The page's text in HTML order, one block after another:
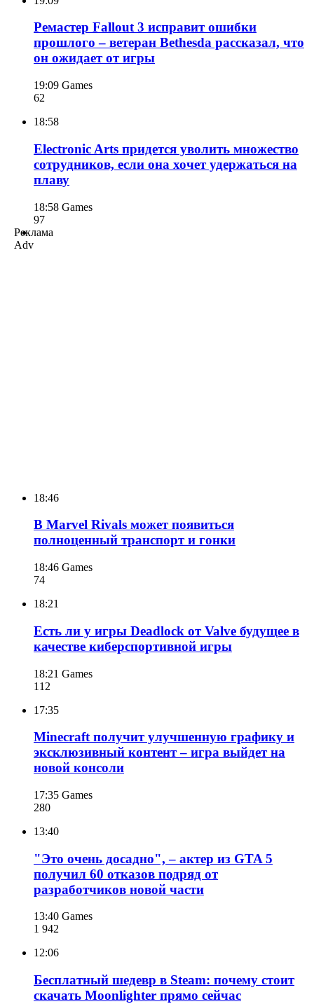
Ремастер Fallout 3 исправит ошибки
прошлого – ветеран Bethesda рассказал, что
он ожидает от игры
19:09 Games
62
18:58
Electronic Arts придется уволить множество
сотрудников, если она хочет удержаться на
плаву
18:58 Games
97
Реклама
Adv
18:46
В Marvel Rivals может появиться
полноценный транспорт и гонки
18:46 Games
74
18:21
Есть ли у игры Deadlock от Valve будущее в
качестве киберспортивной игры
18:21 Games
112
17:35
Minecraft получит улучшенную графику и
эксклюзивный контент – игра выйдет на
новой консоли
17:35 Games
280
13:40
"Это очень досадно", – актер из GTA 5
получил 60 отказов подряд от
разработчиков новой части
13:40 Games
1 942
12:06
Бесплатный шедевр в Steam: почему стоит
скачать Moonlighter прямо сейчас